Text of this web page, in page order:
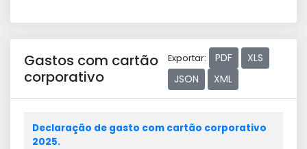
Gastos com cartão
corporativo
Exportar: PDF
XLS
JSON
XML
Declaração de gasto com cartão corporativo
2025.